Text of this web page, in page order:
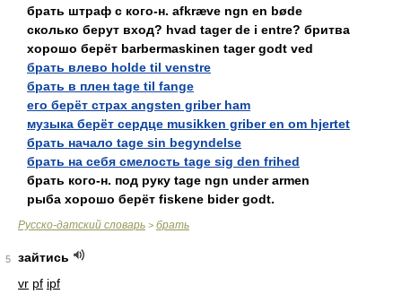
брать штраф с кого-н. afkræve ngn en bøde
сколько берут вход? hvad tager de i entre? бритва
хорошо берёт barbermaskinen tager godt ved
брать влево holde til venstre
брать в плен tage til fange
его берёт страх angsten griber ham
музыка берёт сердце musikken griber en om hjertet
брать начало tage sin begyndelse
брать на себя смелость tage sig den frihed
брать кого-н. под руку tage ngn under armen
рыба хорошо берёт fiskene bider godt.
Русско-датский словарь > брать
5
зайтись
vr pf ipf